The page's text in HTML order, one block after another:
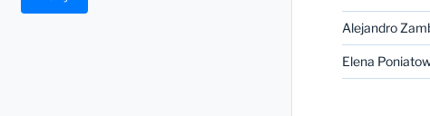
Alejandro
Elena